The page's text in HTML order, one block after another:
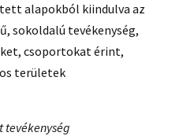
alapokból kiindulva az
sokoldalú tevékenység,
csoportokat érint,
területek
tevékenység